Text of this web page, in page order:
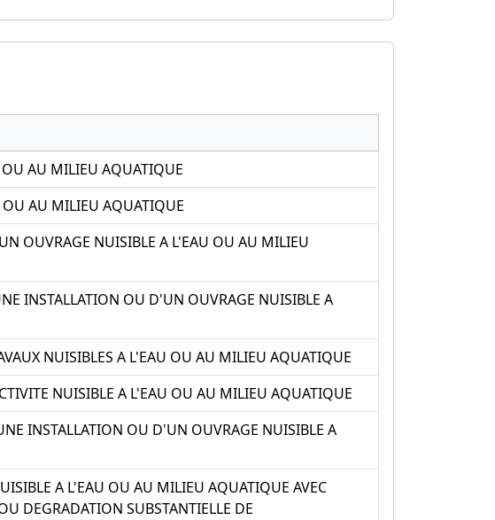
OU AU MILIEU AQUATIQUE
OU AU MILIEU AQUATIQUE
OUVRAGE NUISIBLE A L'EAU OU AU MILIEU
INSTALLATION OU D'UN OUVRAGE NUISIBLE A
NUISIBLES A L'EAU OU AU MILIEU AQUATIQUE
NUISIBLE A L'EAU OU AU MILIEU AQUATIQUE
INSTALLATION OU D'UN OUVRAGE NUISIBLE A
A L'EAU OU AU MILIEU AQUATIQUE AVEC
DEGRADATION SUBSTANTIELLE DE